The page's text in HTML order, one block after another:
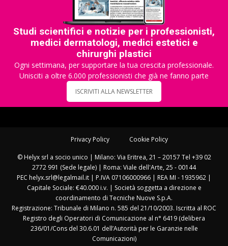
Studi scientifici e notizie per i professionisti,
medici dermatologi, medici estetici e
chirurghi plastici
Ogni settimana, per supportare la tua crescita professionale.
Unisciti a oltre 6.000 professionisti che già ne fanno parte
ISCRIVITI ALLA NEWSLETTER
Privacy Policy Cookie Policy
© Helyx srl a socio unico | Milano: Via Eritrea, 21 – 20157 Tel +39 02
2772 991 (Sede legale) | Roma: Viale dell'Arte, 25 - 00144
PEC helyx.srl@legalmail.it | P.IVA 07106000966 | REA MI - 1935962 |
Capitale Sociale: €40.000 i.v. | Società soggetta a direzione e
coordinamento di Tecniche Nuove S.p.A.
Registrazione: Tribunale di Milano n. 585 del 21/10/2003. Iscritta al ROC
Registro degli Operatori di Comunicazione al n° 6419 (delibera
236/01/Cons del 30.6.01 dell’Autorità per le Garanzie nelle
Comunicazioni)